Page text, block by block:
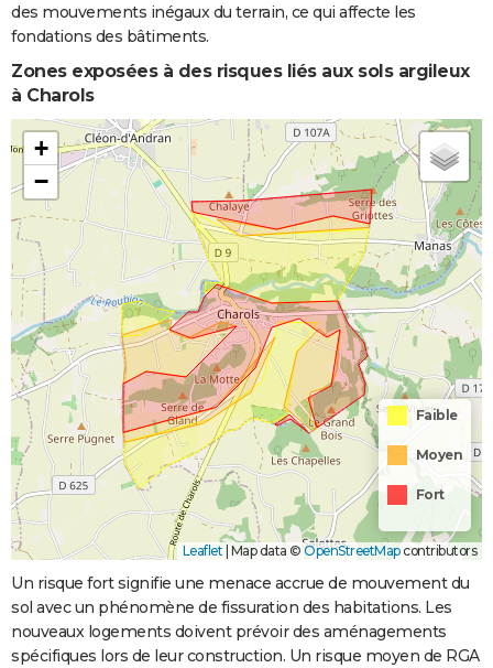
des mouvements inégaux du terrain, ce qui affecte les
fondations des bâtiments.
Zones exposées à des risques liés aux sols argileux
à Charols
+
−
Faible
Moyen
Fort
Leaflet Map data ©OpenStreetMapcontributors
Un risque fort signifie une menace accrue de mouvement du
sol avec un phénomène de fissuration des habitations. Les
nouveaux logements doivent prévoir des aménagements
spécifiques lors de leur construction. Un risque moyen de RGA